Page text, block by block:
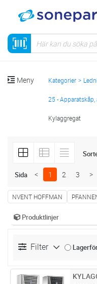
Meny Kategorier
25 -
Kylaggregat
Sida < 1 2 3 >
NVENT HOFFMAN
Produktlinjer
Filter
ST